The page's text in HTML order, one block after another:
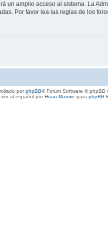
un amplio acceso al sistema. La
Por favor lea las reglas de los
porphpBB® Forum Software © phpBB
al español porHuan Manwë para phpBB